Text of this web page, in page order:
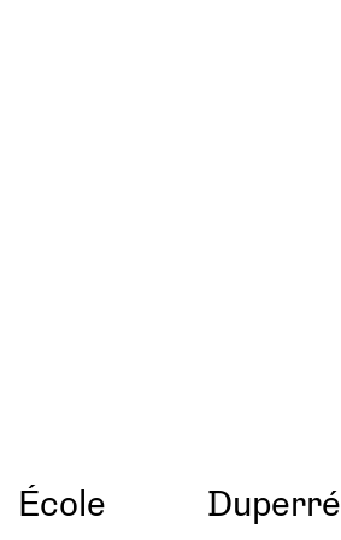
École Duperré